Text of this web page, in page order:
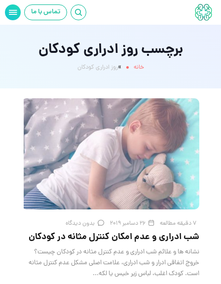
تماس با ما
برچسب روز ادراری کودکان
خانه »روز ادراری کودکان
7 دقیقه مطالعه 26 دسامبر 2019 بدون دیدگاه
شب ادراری و عدم امکان کنترل مثانه در کودکان
نشانه ها و علائم شب ادراری و عدم کنترل مثانه در کودکان چیست؟
خروج اتفاقی ادرار و شب ادراری، علامت اصلی مشکل عدم کنترل مثانه
است. کودک اغلب، لباس زیر خیس یا لکه...